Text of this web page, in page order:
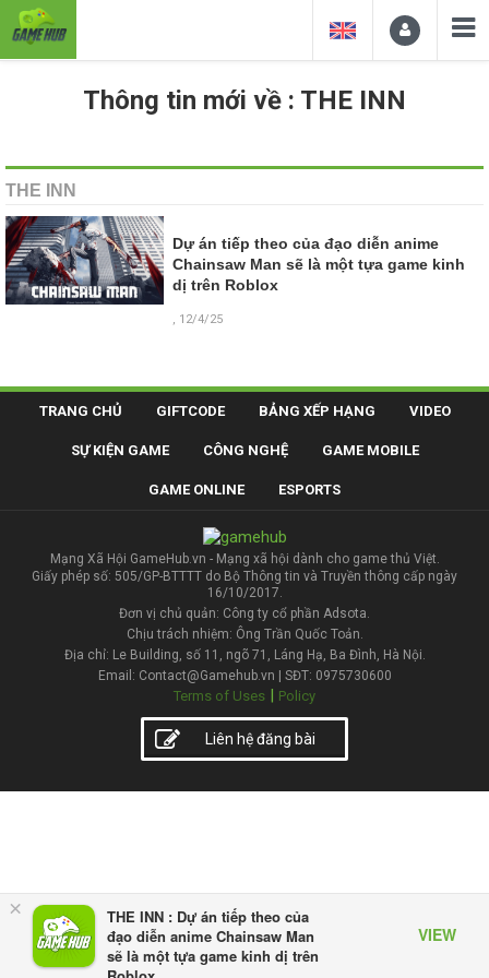
×
THE INN : Dự án tiếp theo của
đạo diễn anime Chainsaw Man
sẽ là một tựa game kinh dị trên
VIEW
Thông tin mới về : THE INN
THE INN
Dự án tiếp theo của đạo diễn anime
Chainsaw Man sẽ là một tựa game kinh
dị trên Roblox
, 12/4/25
TRANG CHỦ GIFTCODE BẢNG XẾP HẠNG VIDEO
SỰ KIỆN GAME CÔNG NGHỆ GAME MOBILE
GAME ONLINE ESPORTS
Mạng Xã Hội GameHub.vn - Mạng xã hội dành cho game thủ Việt.
Giấy phép số: 505/GP-BTTTT do Bộ Thông tin và Truyền thông cấp ngày
16/10/2017.
Đơn vị chủ quản: Công ty cổ phần Adsota.
Chịu trách nhiệm: Ông Trần Quốc Toản.
Địa chỉ: Le Building, số 11, ngõ 71, Láng Hạ, Ba Đình, Hà Nội.
Email: Contact@Gamehub.vn | SĐT: 0975730600
Terms of Uses | Policy
Liên hệ đăng bài